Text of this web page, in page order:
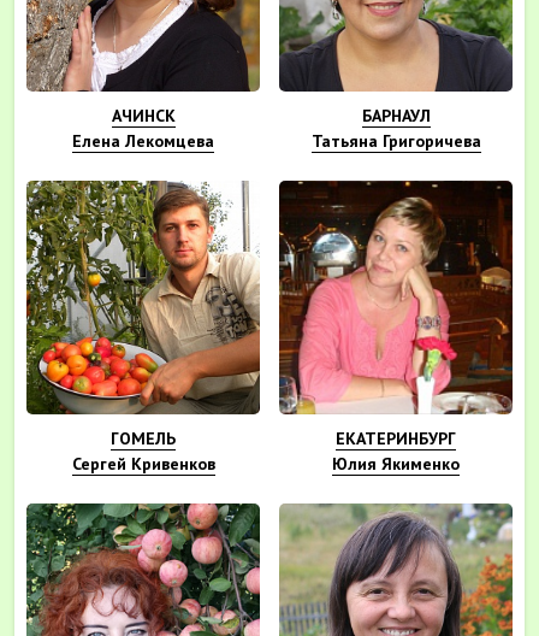
АЧИНСК
Елена Лекомцева
БАРНАУЛ
Татьяна Григоричева
ГОМЕЛЬ
Сергей Кривенков
ЕКАТЕРИНБУРГ
Юлия Якименко